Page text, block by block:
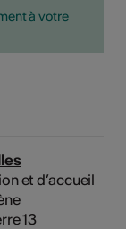
à votre
et d’accueil
13